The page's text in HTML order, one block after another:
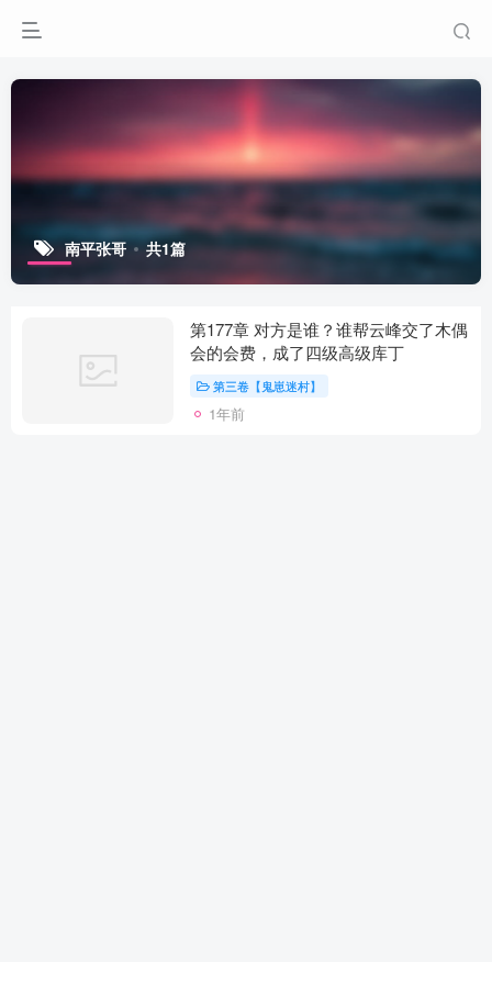
南平张哥 共1篇
第177章 对方是谁？谁帮云峰交了木偶
会的会费，成了四级高级库丁
第三卷【鬼崽迷村】
1年前